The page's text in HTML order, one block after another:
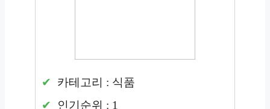
카테고리 : 식품
인기순위 : 1